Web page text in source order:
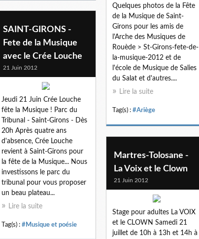
Quelques photos de la Fête
de la Musique de Saint-
Girons pour les amis de
l'Arche des Musiques de
Rouède > St-Girons-fete-de-
la-musique-2012 et de
l'école de Musique de Salies
du Salat et d'autres....
Lire la suite
Tag(s) : #Ariège
SAINT-GIRONS -
Fete de la Musique
avec le Crée Louche
21 Juin 2012
Jeudi 21 Juin Crée Louche
fête la Musique ! Parc du
Tribunal - Saint-Girons - Dès
20h Après quatre ans
d'absence, Crée Louche
revient à Saint-Girons pour
la fête de la Musique... Nous
investissons le parc du
tribunal pour vous proposer
un beau plateau...
Lire la suite
Tag(s) : #Musique et poésie
Martres-Tolosane -
La Voix et le Clown
21 Juin 2012
Stage pour adultes La VOIX
et le CLOWN Samedi 21
juillet de 10h à 13h et 14h à